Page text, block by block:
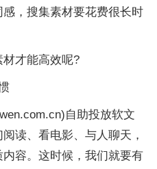
，搜集素材要花费很长时
才能高效呢?
自助投放软文
读、看电影、与人聊天，
容。这时候，我们就要有